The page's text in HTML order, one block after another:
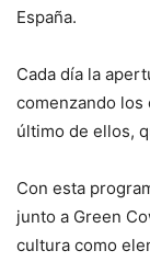
España.
Cada día la
comenzando los
último de ellos,
Con esta
junto a Green
cultura como